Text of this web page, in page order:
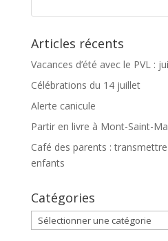
Articles récents
Vacances d’été avec le PVL :
Célébrations du 14 juillet
Alerte canicule
Partir en livre à Mont-Saint-
Café des parents :
enfants
Catégories
Catégories